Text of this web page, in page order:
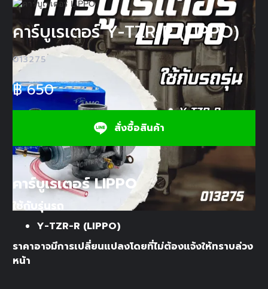
คาร์บูเรเตอร์ Y-TZR-R (LIPPO)
013275
฿ 650
สั่งซื้อสินค้า
คาร์บูเรเตอร์ LIPPO
ใช้กับรุ่นรถ
Y-TZR-R (LIPPO)
ราคาอาจมีการเปลี่ยนแปลงโดยที่ไม่ต้องแจ้งให้ทราบล่วง
หน้า